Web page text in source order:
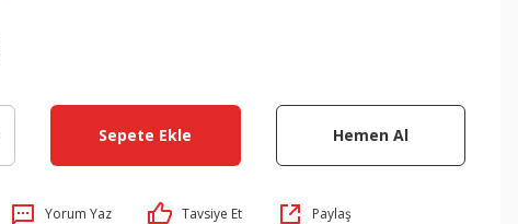
Sepete Ekle Hemen Al
Yorum Yaz Tavsiye Et Paylaş